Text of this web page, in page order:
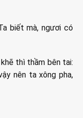
biết mà, ngươi có
thì thầm bên tai:
nên ta xông pha,